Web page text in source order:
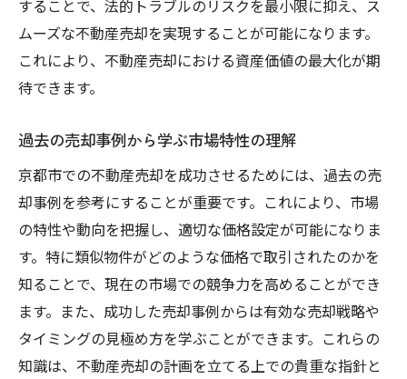
効率的な不動産売却のためのスケジュール作成
のコツ
スケジュール作成の基本とその重要性
売買プロセスを理解した段階的な計画の立
案
成
目標達成のためのスケジュール管理のポイ
ント
スケジュール通りに進めるための実践的ア
ドバイス
専門家の助言を活用した京都市での売却計画の
することで、法的トラブルのリスクを最小限に抑え、ス
ムーズな不動産売却を実現することが可能になります。
これにより、不動産売却における資産価値の最大化が期
待できます。
過去の売却事例から学ぶ市場特性の理解
京都市での不動産売却を成功させるためには、過去の売
却事例を参考にすることが重要です。これにより、市場
の特性や動向を把握し、適切な価格設定が可能になりま
す。特に類似物件がどのような価格で取引されたのかを
知ることで、現在の市場での競争力を高めることができ
ます。また、成功した売却事例からは有効な売却戦略や
タイミングの見極め方を学ぶことができます。これらの
知識は、不動産売却の計画を立てる上での貴重な指針と